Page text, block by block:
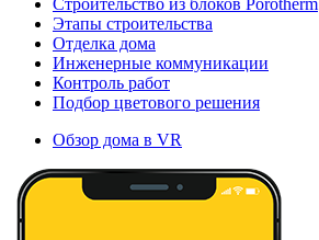
Строительство из блоков Porotherm
Этапы строительства
Отделка дома
Инженерные коммуникации
Контроль работ
Подбор цветового решения
Обзор дома в VR